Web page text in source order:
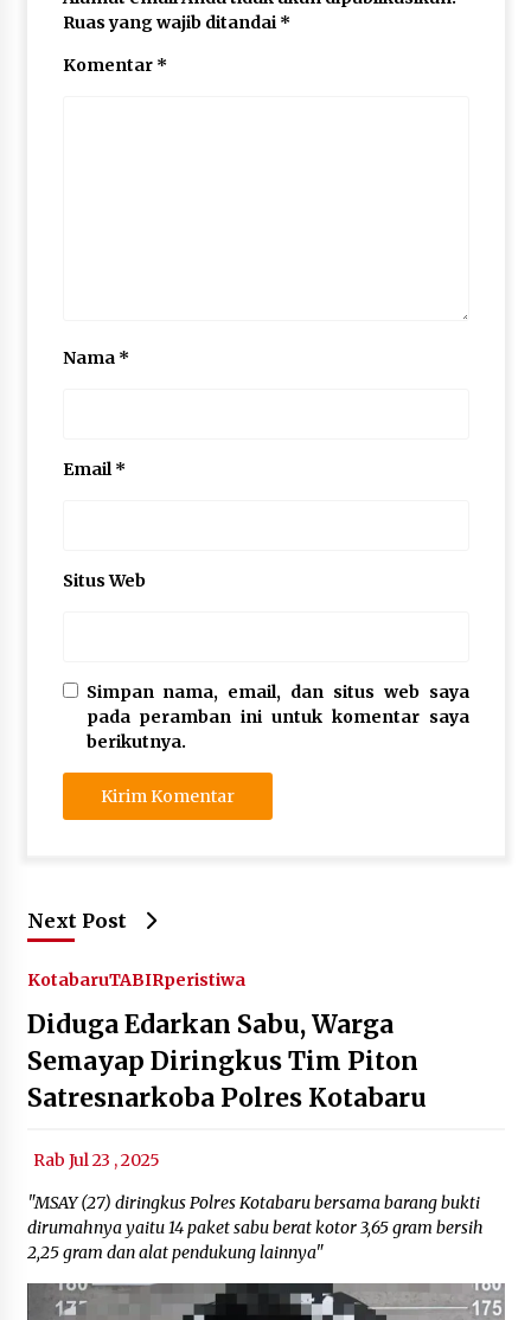
Ruas yang wajib ditandai *
Komentar *
Nama *
Email *
Situs Web
Simpan nama, email, dan situs web saya
pada peramban ini untuk komentar saya
berikutnya.
Next Post
KotabaruTABIRperistiwa
Diduga Edarkan Sabu, Warga
Semayap Diringkus Tim Piton
Satresnarkoba Polres Kotabaru
Rab Jul 23 , 2025
"MSAY (27) diringkus Polres Kotabaru bersama barang bukti
dirumahnya yaitu 14 paket sabu berat kotor 3,65 gram bersih
2,25 gram dan alat pendukung lainnya"